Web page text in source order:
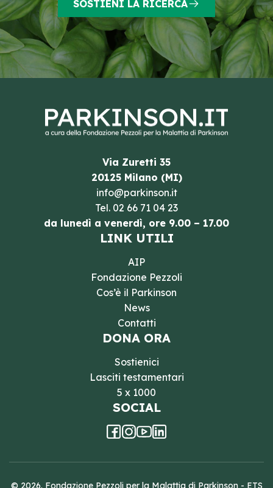
SOSTIENI LA RICERCA
Via Zuretti 35
20125 Milano (MI)
info@parkinson.it
Tel. 02 66 71 04 23
da lunedì a venerdì, ore 9.00 – 17.00
LINK UTILI
AIP
Fondazione Pezzoli
Cos’è il Parkinson
News
Contatti
DONA ORA
Sostienici
Lasciti testamentari
5 x 1000
SOCIAL
© 2026. Fondazione Pezzoli per la Malattia di Parkinson - ETS